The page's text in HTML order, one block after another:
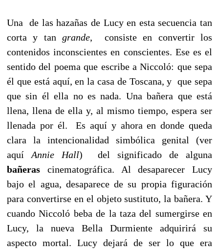
Una de las hazañas de Lucy en esta secuencia tan
corta y tangrande, consiste en convertir los
contenidos inconscientes en conscientes. Ese es el
sentido del poema que escribe a Niccoló: que sepa
él que está aquí, en la casa de Toscana, y que sepa
que sin él ella no es nada. Una bañera que está
llena, llena de ella y, al mismo tiempo, espera ser
llenada por él. Es aquí y ahora en donde queda
clara la intencionalidad simbólica genital (ver
aquíAnnie Hall) del significado de alguna
bañeras cinematográfica. Al desaparecer Lucy
bajo el agua, desaparece de su propia figuración
para convertirse en el objeto sustituto, la bañera. Y
cuando Niccoló beba de la taza del sumergirse en
Lucy, la nueva Bella Durmiente adquirirá su
aspecto mortal. Lucy dejará de ser lo que era